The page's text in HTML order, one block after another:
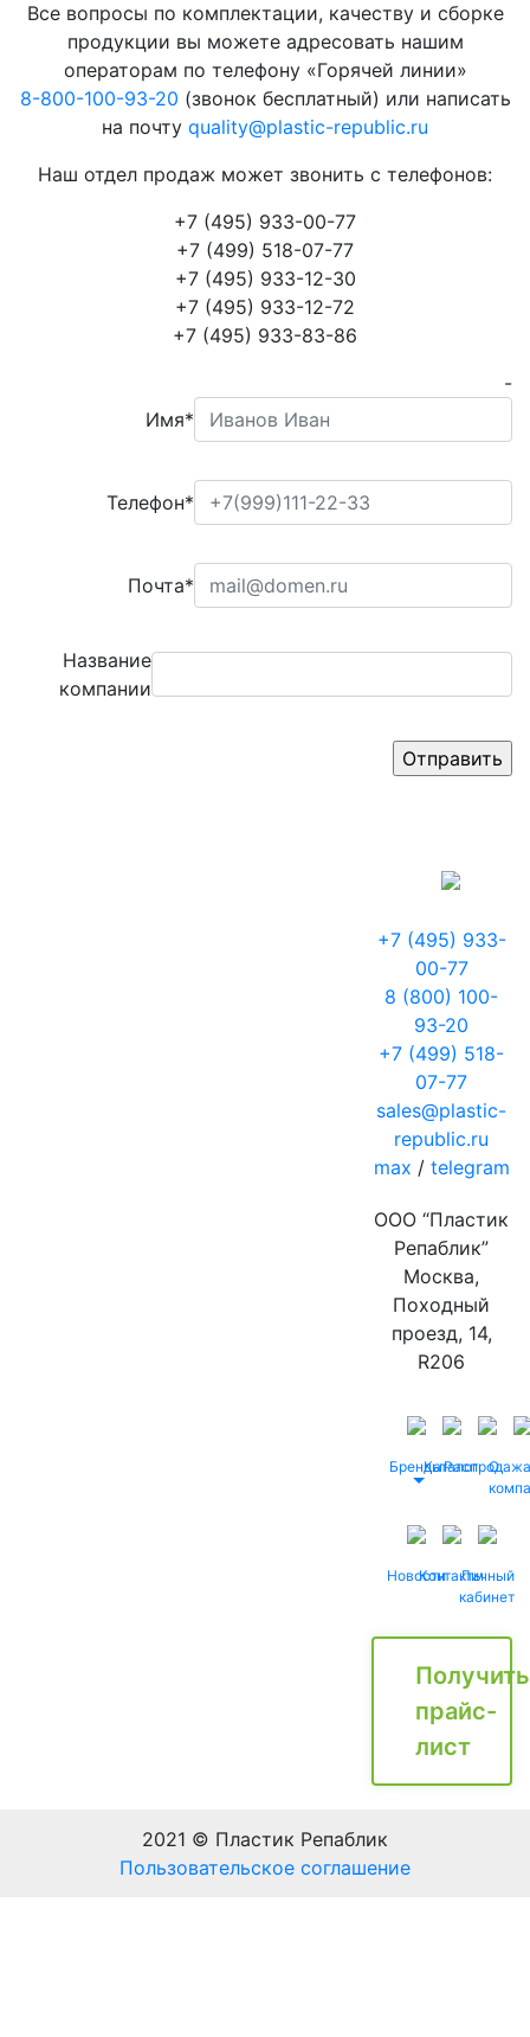
Все вопросы по комплектации, качеству и сборке
продукции вы можете адресовать нашим
операторам по телефону «Горячей линии»
8-800-100-93-20 (звонок бесплатный) или написать
на почту quality@plastic-republic.ru
Наш отдел продаж может звонить с телефонов:
+7 (495) 933-00-77
+7 (499) 518-07-77
+7 (495) 933-12-30
+7 (495) 933-12-72
+7 (495) 933-83-86
-
Имя*
Телефон*
Почта*
Название
компании
+7 (495) 933-
00-77
8 (800) 100-
93-20
+7 (499) 518-
07-77
sales@plastic-
republic.ru
max / telegram
ООО “Пластик
Репаблик”
Москва,
Походный
проезд, 14,
R206
БрендыКаталог
Распродажа
О
НовостиКонтактыЛичный
кабинет
Получить
прайс-
лист
2021 © Пластик Репаблик
Пользовательское соглашение